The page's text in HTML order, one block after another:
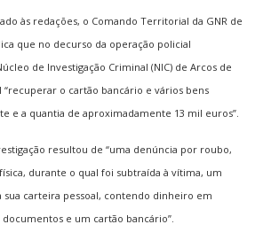
às redações, o Comando Territorial da GNR de
que no decurso da operação policial
de Investigação Criminal (NIC) de Arcos de
“recuperar o cartão bancário e vários bens
e a quantia de aproximadamente 13 mil euros”.
resultou de “uma denúncia por roubo,
durante o qual foi subtraída à vítima, um
sua carteira pessoal, contendo dinheiro em
e um cartão bancário”.